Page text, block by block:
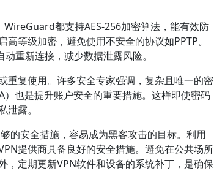
都支持AES-256加密算法，能有效防
等级加密，避免使用不安全的协议如PPTP。
重新连接，减少数据泄露风险。
重复使用。许多安全专家强调，复杂且唯一的密
也是提升账户安全的重要措施。这样即使密码
露。
的安全措施，容易成为黑客攻击的目标。利用
提供商具备良好的安全措施。避免在公共场所
，定期更新VPN软件和设备的系统补丁，是确保